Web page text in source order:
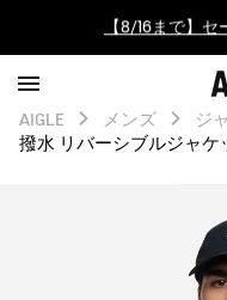
【最大50%OFF
ログイン/会
AIGLE CLUB ポイ
【最大50%OFF
AIGLE メンズ ジ
撥水 リバーシブルジャケ